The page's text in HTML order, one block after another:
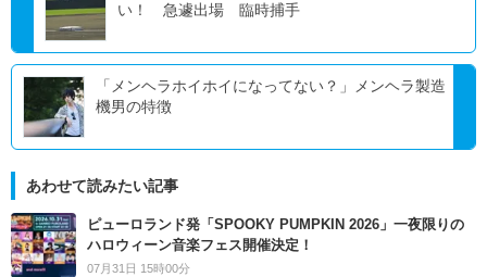
い！ 急遽出場 臨時捕手
「メンヘラホイホイになってない？」メンヘラ製造
機男の特徴
あわせて読みたい記事
ピューロランド発「SPOOKY PUMPKIN 2026」一夜限りの
ハロウィーン音楽フェス開催決定！
07月31日 15時00分